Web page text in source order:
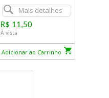
Mais detalhes
R$ 11,50
À vista
Adicionar ao Carrinho